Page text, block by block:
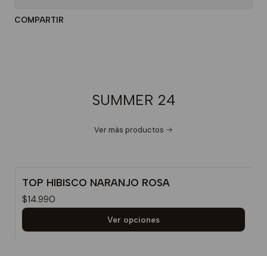
COMPARTIR
SUMMER 24
Ver más productos
TOP HIBISCO NARANJO ROSA
$14.990
Ver opciones